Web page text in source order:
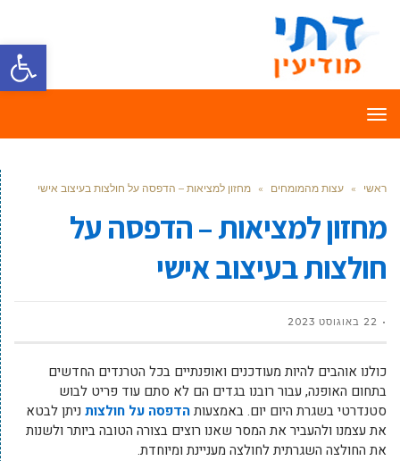
פתח
תפריט
ראשי » עצות מהמומחים » מחזון למציאות – הדפסה על חולצות בעיצוב אישי
מחזון למציאות – הדפסה על
חולצות בעיצוב אישי
22 באוגוסט 2023
כולנו אוהבים להיות מעודכנים ואופנתיים בכל הטרנדים החדשים
בתחום האופנה, עבור רובנו בגדים הם לא סתם עוד פריט לבוש
סטנדרטי בשגרת היום יום. באמצעותהדפסה על חולצות ניתן לבטא
את עצמנו ולהעביר את המסר שאנו רוצים בצורה הטובה ביותר ולשנות
את החולצה השגרתית לחולצה מעניינת ומיוחדת.